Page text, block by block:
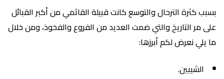
بسبب كثرة الترحال والتوسع كانت قبيلة القاثمي من أكبر القبائل
على مر التاريخ والتي ضمت العديد من الفروع والفخوذ، ومن خلال
ما يلي نعرض لكم أبرزها:
الشيبين.